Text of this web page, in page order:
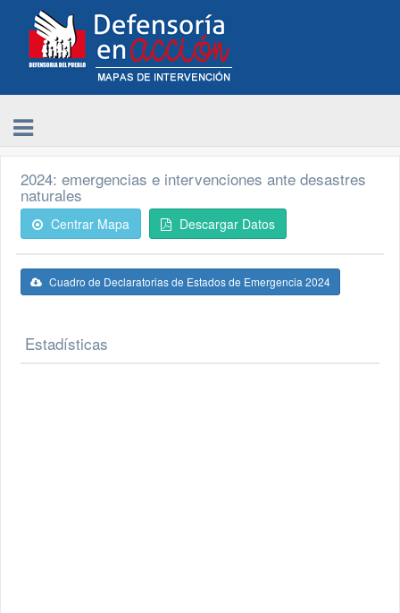
2024: emergencias e intervenciones ante desastres
naturales
Centrar Mapa Descargar Datos
Cuadro de Declaratorias de Estados de Emergencia 2024
Estadísticas